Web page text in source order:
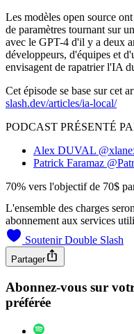
Les modèles open source
de paramètres tournant sur
avec le GPT-4 d'il y a deux
développeurs, d'équipes et
envisagent de rapatrier l'IA
Cet épisode se base sur cet
slash.dev/articles/ia-local/
PODCAST PRÉSENTÉ
Alex DUVAL
Patrick Faramaz
70% vers l'objectif de 70$
L'ensemble des charges
abonnement aux services
Soutenir Double Slash
Partager
Abonnez-vous sur
préférée